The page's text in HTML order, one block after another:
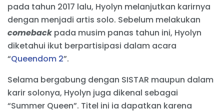
pada tahun 2017 lalu, Hyolyn melanjutkan karirnya
dengan menjadi artis solo. Sebelum melakukan
comebackpada musim panas tahun ini, Hyolyn
diketahui ikut berpartisipasi dalam acara
“Queendom 2”.
Selama bergabung dengan SISTAR maupun dalam
karir solonya, Hyolyn juga dikenal sebagai
“Summer Queen”. Titel ini ia dapatkan karena